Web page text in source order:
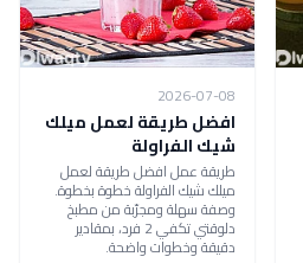
2026-07-08
افضل طريقة لعمل ميلك
شيك الفراولة
طريقة عمل افضل طريقة لعمل
ميلك شيك الفراولة خطوة بخطوة.
وصفة سهلة ومجرّبة من مطبخ
دلوقتي تكفي 2 فرد، بمقادير
دقيقة وخطوات واضحة.